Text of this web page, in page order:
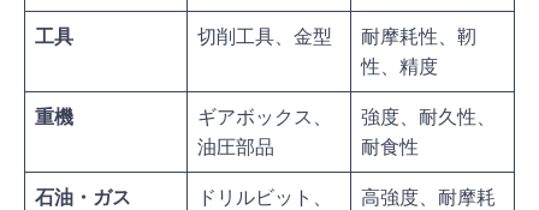
工具 切削工具、金型
耐摩耗性、靭
性、精度
重機
ギアボックス、
油圧部品
強度、耐久性、
耐食性
石油・ガス
ドリルビット、
高強度、耐摩耗